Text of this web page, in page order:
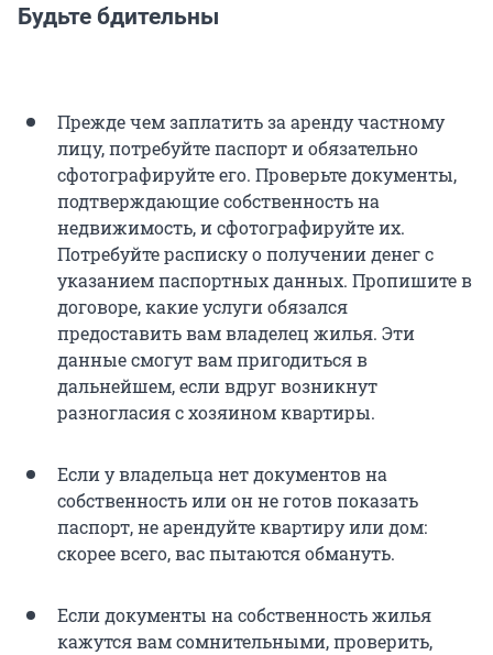
Будьте бдительны
Прежде чем заплатить за аренду частному
лицу, потребуйте паспорт и обязательно
сфотографируйте его. Проверьте документы,
подтверждающие собственность на
недвижимость, и сфотографируйте их.
Потребуйте расписку о получении денег с
указанием паспортных данных. Пропишите в
договоре, какие услуги обязался
предоставить вам владелец жилья. Эти
данные смогут вам пригодиться в
дальнейшем, если вдруг возникнут
разногласия с хозяином квартиры.
Если у владельца нет документов на
собственность или он не готов показать
паспорт, не арендуйте квартиру или дом:
скорее всего, вас пытаются обмануть.
Если документы на собственность жилья
кажутся вам сомнительными, проверить,